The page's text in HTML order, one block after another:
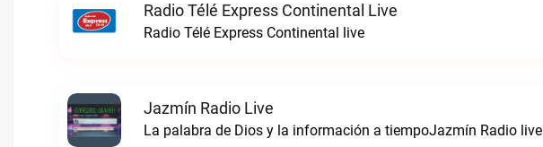
Radio Télé Express Continental Live
Radio Télé Express Continental live
Jazmín Radio Live
La palabra de Dios y la información a tiempoJazmín Radio live